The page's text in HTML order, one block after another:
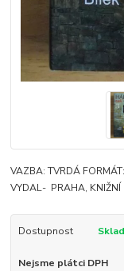
VAZBA: TVRDÁ
VYDAL- PRAHA, KNIŽNÍ
Dostupnost
Nejsme plátci DPH